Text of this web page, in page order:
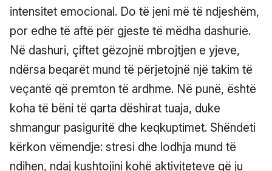
intensitet emocional. Do të jeni më të ndjeshëm,
por edhe të aftë për gjeste të mëdha dashurie.
Në dashuri, çiftet gëzojnë mbrojtjen e yjeve,
ndërsa beqarët mund të përjetojnë një takim të
veçantë që premton të ardhme. Në punë, është
koha të bëni të qarta dëshirat tuaja, duke
shmangur pasiguritë dhe keqkuptimet. Shëndeti
kërkon vëmendje: stresi dhe lodhja mund të
ndihen, ndaj kushtojini kohë aktiviteteve që ju